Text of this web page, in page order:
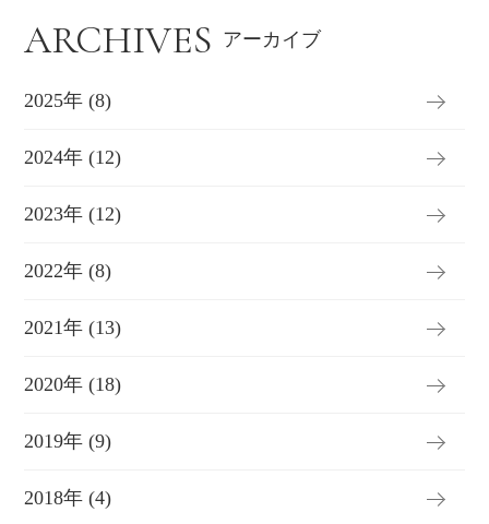
ARCHIVES アーカイブ
2025年 (8)
2024年 (12)
2023年 (12)
2022年 (8)
2021年 (13)
2020年 (18)
2019年 (9)
2018年 (4)